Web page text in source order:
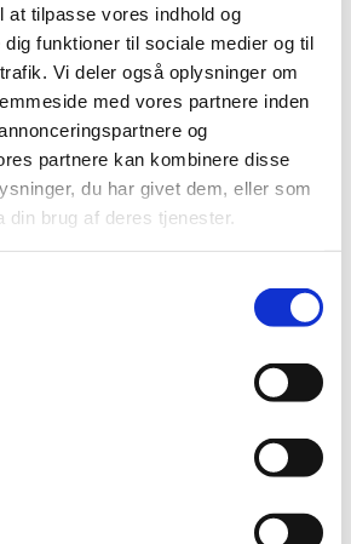
at tilpasse vores indhold og
funktioner til sociale medier og til
Vi deler også oplysninger om
med vores partnere inden
og
partnere kan kombinere disse
du har givet dem, eller som
din brug af deres tjenester.